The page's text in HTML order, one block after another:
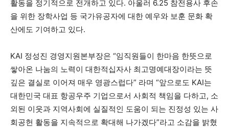
활동을 정기적으로 전개하고 있다. 아울러 6.25 참전용사 후손
을 위한 장학사업 등 국가유공자에 대한 예우와 보훈 문화 확
산에도 기여하고 있다.
KAI 정성진 경영지원본부장은 “임직원들이 한마음 한뜻으로
쌓아온 나눔의 노력이 대한적십자사 최고명예대장이라는 뜻
깊은 결실로 이어져 매우 영광스럽다” 라며 “앞으로도 KAI는
대한민국 대표 항공우주 기업으로서 사회적 책임을 다하고, 소
외된 이웃과 지역사회에 실질적인 도움이 되는 진정성 있는 사
회공헌 활동을 지속적으로 확대해 나가겠다”라고 소감을 밝혔